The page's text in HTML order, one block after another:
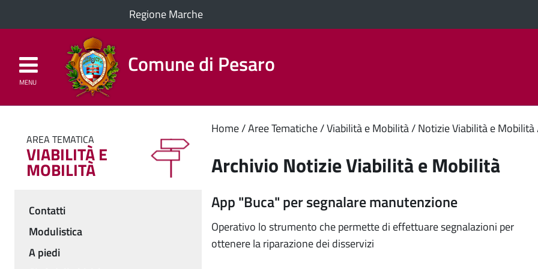
Regione Marche
Comune di Pesaro
MENU
La Città Amministrazione Trasparente
Contenuto
principale
Home Aree Tematiche Viabilità e Mobilità Notizie Viabilità e Mobilità
Archivio Notizie Viabilità e Mobilità
App "Buca" per segnalare manutenzione
Operativo lo strumento che permette di effettuare segnalazioni per
ottenere la riparazione dei disservizi
AREA TEMATICA
VIABILITÀ E
MOBILITÀ
Menu
Contatti
Modulistica
A piedi